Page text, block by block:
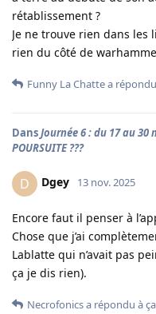
rétablissement ?
Je ne trouve rien dans
rien du côté de
Funny La Chattea
DansJournée 6 : du 17 au 30
POURSUITE ???
D Dgey 13 nov. 2025
Encore faut il penser à
Chose que j’ai
Lablatte qui n’avait pas
ça je dis rien).
Necrofonicsa répondu à